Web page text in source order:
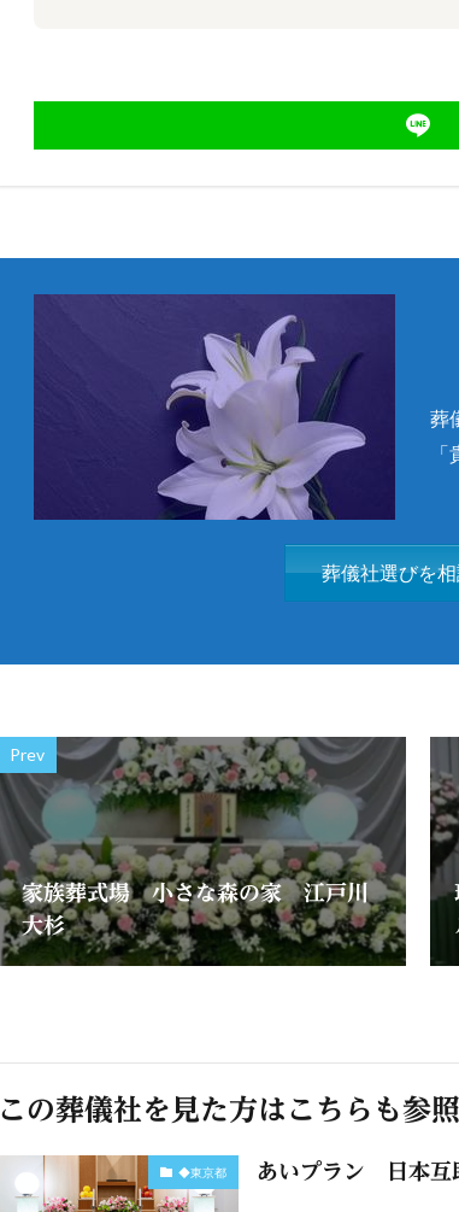
葬
葬儀社選びを
Prev
家族葬式場 小さな森の家 江戸川
大杉
この葬儀社を見た方はこちらも参
◆東京都 あいプラン 日本互